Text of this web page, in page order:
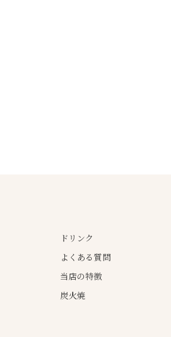
ドリンク
よくある質問
当店の特徴
炭火焼